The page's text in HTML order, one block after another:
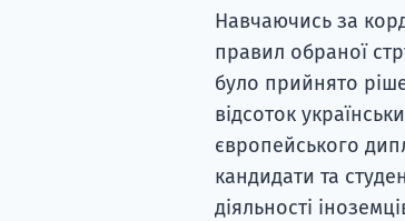
Навчаючись за
правил обраної
було прийнято
відсоток
європейського
кандидати та
діяльності